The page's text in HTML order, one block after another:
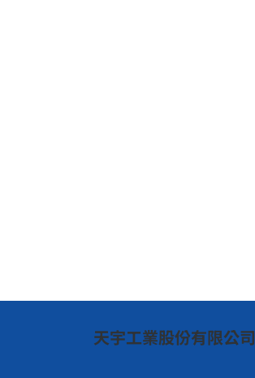
​天宇工業股份有限公司